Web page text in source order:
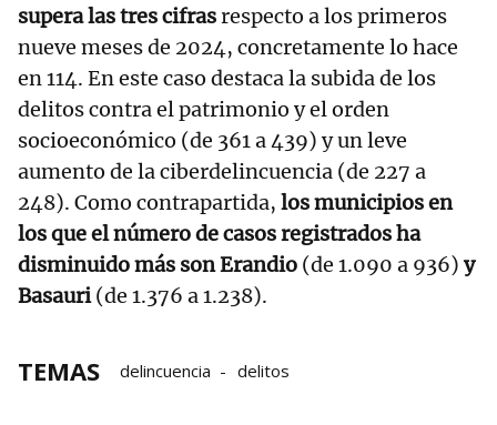
supera las tres cifrasrespecto a los primeros
nueve meses de 2024, concretamente lo hace
en 114. En este caso destaca la subida de los
delitos contra el patrimonio y el orden
socioeconómico (de 361 a 439) y un leve
aumento de la ciberdelincuencia (de 227 a
248). Como contrapartida, los municipios en
los que el número de casos registrados ha
disminuido más son Erandio (de 1.090 a 936) y
Basauri(de 1.376 a 1.238).
TEMAS delincuencia delitos